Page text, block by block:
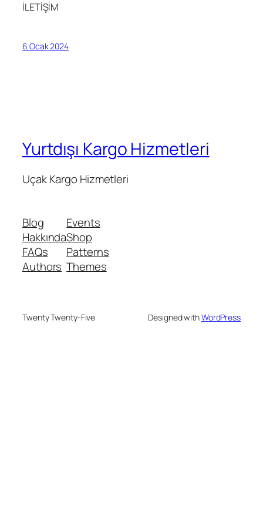
İLETİŞİM
6 Ocak 2024
Yurtdışı Kargo Hizmetleri
Uçak Kargo Hizmetleri
Blog
Hakkında
FAQs
Authors
Events
Shop
Patterns
Themes
Twenty Twenty-Five Designed withWordPress